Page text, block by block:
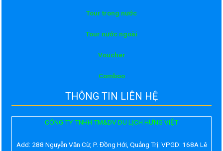
Tour trong nước
Tour nước ngoài
Voucher
Comboo
THÔNG TIN LIÊN HỆ
CÔNG TY TNHH TM&DV DU LỊCH HƯNG VIỆT
Add: 288 Nguyễn Văn Cừ, P. Đồng Hới, Quảng Trị. VPGD: 168A Lê